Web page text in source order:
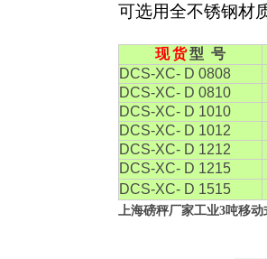
可选用全不锈钢材
现货型 号
DCS-XC- D 0808
DCS-XC- D 0810
DCS-XC- D 1010
DCS-XC- D 1012
DCS-XC- D 1212
DCS-XC- D 1215
DCS-XC- D 1515
上海磅秤厂家工业3吨移